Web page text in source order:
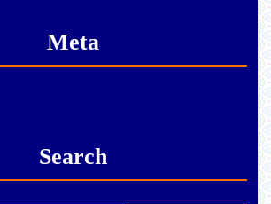
Meta
Search